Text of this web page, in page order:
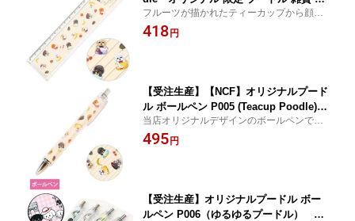
ッズ 犬 ドッグ オリジナル 定規 ルーラ
ー ものさし ステーショナリー 文房具
フルーツが描かれたティーカップから顔を
出しているプードルがとてもキュートな定
規です。【ドッグ 犬グッズ 雑貨 プード
418円
【受注生産】【NCF】オリジナルプード
ル ボールペン P005 (Teacup Poodle)
プードル ボールペン オーナグッズ オー
ナー雑貨 文具 ボールペン ステーショナ
当店オリジナルデザインのボールペンで
す。【ドッグ 犬グッズ 雑貨 プードル】
495円
【受注生産】オリジナルプードル ボー
ルペン P006（ゆるゆるプードル） プ